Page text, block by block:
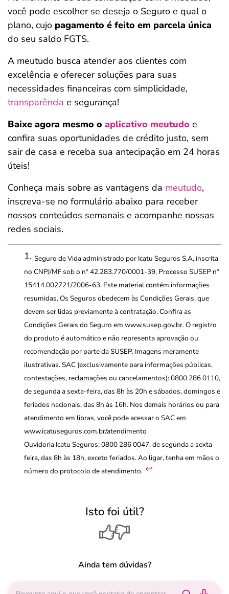
você pode escolher se deseja o Seguro e qual o
plano, cujo pagamento é feito em parcela única
do seu saldo FGTS.
A meutudo busca atender aos clientes com
excelência e oferecer soluções para suas
necessidades financeiras com simplicidade,
transparência e segurança!
Baixe agora mesmo o aplicativo meutudo e
confira suas oportunidades de crédito justo, sem
sair de casa e receba sua antecipação em 24 horas
úteis!
Conheça mais sobre as vantagens da meutudo,
inscreva-se no formulário abaixo para receber
nossos conteúdos semanais e acompanhe nossas
redes sociais.
Seguro de Vida administrado por Icatu Seguros S.A, inscrita
no CNPJ/MF sob o nº 42.283.770/0001-39, Processo SUSEP nº
15414.002721/2006-63. Este material contém informações
resumidas. Os Seguros obedecem às Condições Gerais, que
devem ser lidas previamente à contratação. Confira as
Condições Gerais do Seguro em www.susep.gov.br. O registro
do produto é automático e não representa aprovação ou
recomendação por parte da SUSEP. Imagens meramente
ilustrativas. SAC (exclusivamente para informações públicas,
contestações, reclamações ou cancelamentos): 0800 286 0110,
de segunda a sexta-feira, das 8h às 20h e sábados, domingos e
feriados nacionais, das 8h às 16h. Nos demais horários ou para
atendimento em libras, você pode acessar o SAC em
www.icatuseguros.com.br/atendimento
Ouvidoria Icatu Seguros: 0800 286 0047, de segunda a sexta-
feira, das 8h às 18h, exceto feriados. Ao ligar, tenha em mãos o
número do protocolo de atendimento. ↩︎
Isto foi útil?
Ainda tem dúvidas?